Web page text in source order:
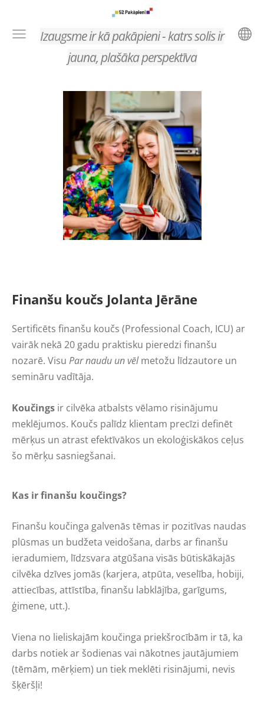
Izaugsme ir kā pakāpieni - katrs solis ir
jauna, plašāka perspektīva
Finanšu koučs Jolanta Jērāne
Sertificēts finanšu koučs (Professional Coach, ICU) ar
vairāk nekā 20 gadu praktisku pieredzi finanšu
nozarē. Visu Par naudu un vēlmetožu līdzautore un
semināru vadītāja.
Koučings ir cilvēka atbalsts vēlamo risinājumu
meklējumos. Koučs palīdz klientam precīzi definēt
mērķus un atrast efektīvākos un ekoloģiskākos ceļus
šo mērķu sasniegšanai.
Kas ir finanšu koučings?
Finanšu koučinga galvenās tēmas ir pozitīvas naudas
plūsmas un budžeta veidošana, darbs ar finanšu
ieradumiem, līdzsvara atgūšana visās būtiskākajās
cilvēka dzīves jomās (karjera, atpūta, veselība, hobiji,
attiecības, attīstība, finanšu labklājība, garīgums,
ģimene, utt.).
Viena no lieliskajām koučinga priekšrocībām ir tā, ka
darbs notiek ar šodienas vai nākotnes jautājumiem
(tēmām, mērķiem) un tiek meklēti risinājumi, nevis
šķēršļi!